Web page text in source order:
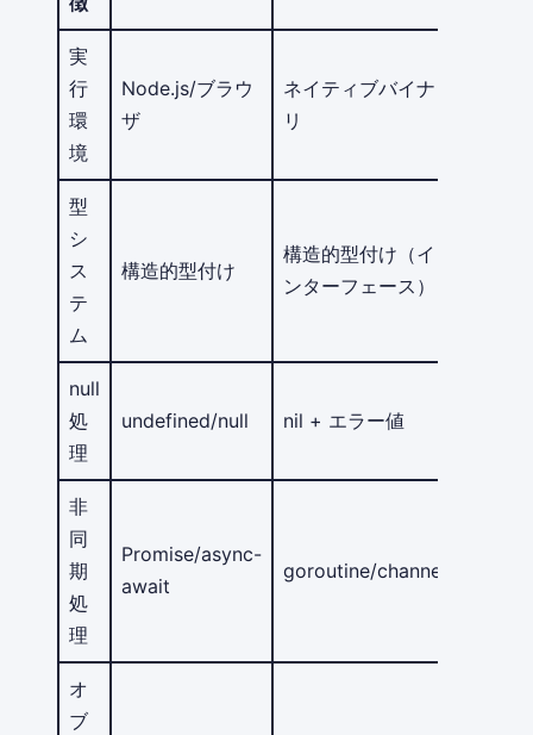
実
行
環
境
Node.js/ブラウ
ザ
ネイティブバイナ
リ
型
シ
ス
テ
ム
構造的型付け
構造的型付け（イ
ンターフェース）
null
処
理
undefined/null nil + エラー値
非
同
期
処
理
Promise/async-
await
goroutine/channel
オ
ブ